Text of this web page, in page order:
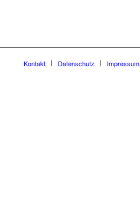
Kontakt Datenschutz Impressum